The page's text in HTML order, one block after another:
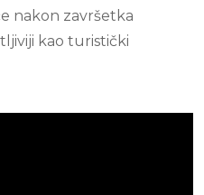
nakon završetka
kao turistički